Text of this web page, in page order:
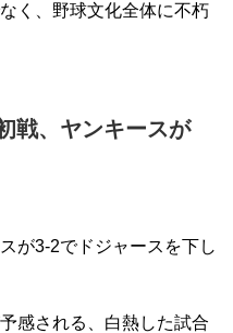
く、野球文化全体に不朽
戦、ヤンキースが
が3-2でドジャースを下し
感される、白熱した試合